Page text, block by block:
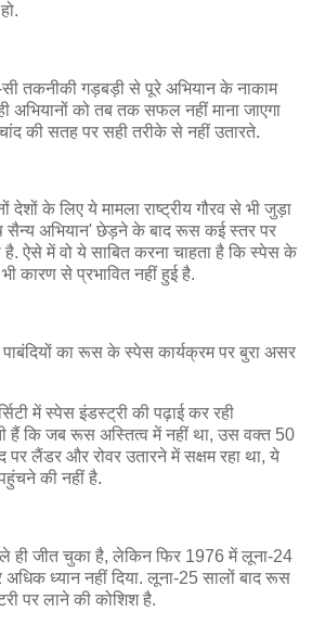
तकनीकी गड़बड़ी से पूरे अभियान के नाकाम
अभियानों को तब तक सफल नहीं माना जाएगा
की सतह पर सही तरीके से नहीं उतारते.
देशों के लिए ये मामला राष्ट्रीय गौरव से भी जुड़ा
अभियान' छेड़ने के बाद रूस कई स्तर पर
है. ऐसे में वो ये साबित करना चाहता है कि स्पेस के
कारण से प्रभावित नहीं हुई है.
का रूस के स्पेस कार्यक्रम पर बुरा असर
में स्पेस इंडस्ट्री की पढ़ाई कर रही
हैं कि जब रूस अस्तित्व में नहीं था, उस वक्त 50
लैंडर और रोवर उतारने में सक्षम रहा था, ये
की नहीं है.
ही जीत चुका है, लेकिन फिर 1976 में लूना-24
ध्यान नहीं दिया. लूना-25 सालों बाद रूस
पर लाने की कोशिश है.